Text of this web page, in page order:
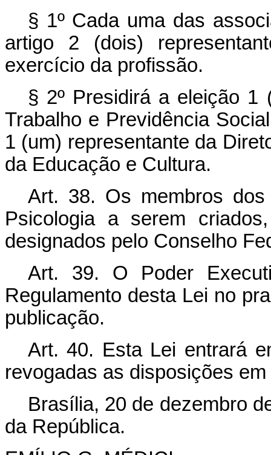
§ 1º Cada uma das
artigo 2 (dois)
exercício da profissão.
§ 2º Presidirá a eleição 1
Trabalho e Previdência
1 (um) representante da
da Educação e Cultura.
Art. 38. Os membros dos
Psicologia a serem
designados pelo Conselho
Art. 39. O Poder
Regulamento desta Lei no
publicação.
Art. 40. Esta Lei entrará
revogadas as disposições
Brasília, 20 de dezembro
da República.